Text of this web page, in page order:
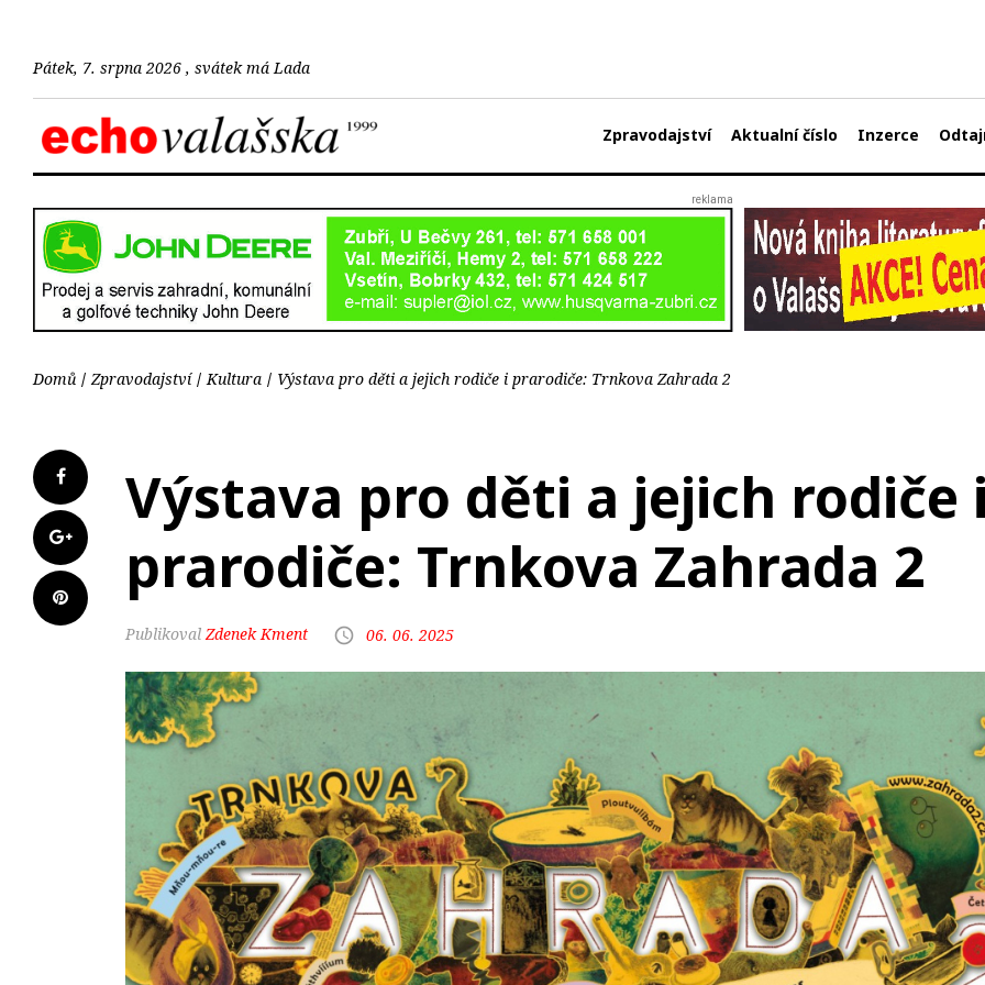
Pátek, 7. srpna 2026 , svátek má Lada
Zpravodajství Aktualní číslo Inzerce
Domů Zpravodajství Kultura Výstava pro děti a jejich rodiče i prarodiče: Trnkova Zahrada 2
Výstava pro děti a jejich rodiče
prarodiče: Trnkova Zahrada 2
Zdenek Kment 06. 06. 2025